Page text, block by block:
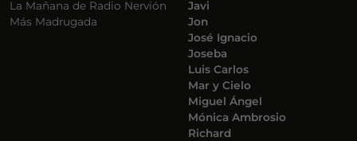
La Mañana de Radio Nervión
Más Madrugada
Javi
Jon
José Ignacio
Joseba
Luis Carlos
Mar y Cielo
Miguel Ángel
Mónica Ambrosio
Richard